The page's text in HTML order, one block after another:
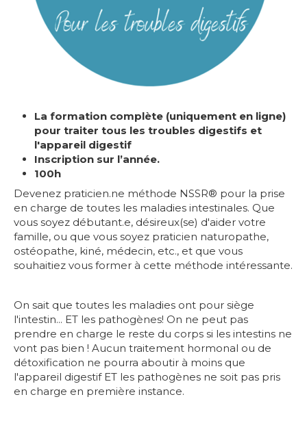
La formation complète (uniquement en ligne)
pour traiter tous les troubles digestifs et
l'appareil digestif
Inscription sur l’année.
100h
Devenez praticien.ne méthode NSSR® pour la prise
en charge de toutes les maladies intestinales. Que
vous soyez débutant.e, désireux(se) d'aider votre
famille, ou que vous soyez praticien naturopathe,
ostéopathe, kiné, médecin, etc., et que vous
souhaitiez vous former à cette méthode intéressante.
On sait que toutes les maladies ont pour siège
l'intestin... ET les pathogènes! On ne peut pas
prendre en charge le reste du corps si les intestins ne
vont pas bien ! Aucun traitement hormonal ou de
détoxification ne pourra aboutir à moins que
l'appareil digestif ET les pathogènes ne soit pas pris
en charge en première instance.